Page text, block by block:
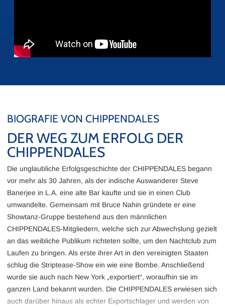
BIOGRAFIE VON CHIPPENDALES
DER WEG ZUM ERFOLG DER
CHIPPENDALES
Die unglaubliche Erfolgsgeschichte der CHIPPENDALES begann
vor mehr als 30 Jahren, als der indische Auswanderer Steve
Banerjee in L.A. eine alte Bar kaufte und sie in einen Club
umwandelte. Gemeinsam mit Bruce Nahin gründete er eine
Showtanz-Gruppe bestehend aus den männlichen
CHIPPENDALES-Mitgliedern, welche sich zur Abwechslung gezielt
an das weibliche Publikum richteten sollte, um den Nachtclub zum
Laufen zu bringen. Als erste ihrer Art in den vereinigten Staaten
schlug die Striptease-Show ein wie eine Bombe. Anschließend
wurde sie auch nach New York „exportiert“, woraufhin sie im
ganzen Land bekannt wurden. Die CHIPPENDALES erwiesen sich
auch darüber hinaus als echter Exportschlager und werden von